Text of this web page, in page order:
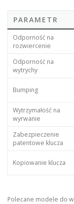
PARAMETR
Odporność na
rozwiercenie
Odporność na
wytrychy
Bumping
Wytrzymałość na
wyrwanie
Zabezpieczenie
patentowe klucza
Kopiowanie klucza
Polecane modele do